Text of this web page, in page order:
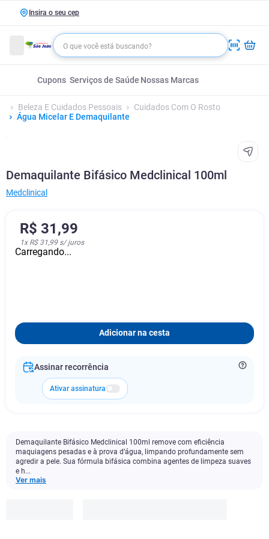
Insira o seu cep
Cupons Serviços de Saúde Nossas Marcas
Beleza E Cuidados Pessoais
Cuidados Com O Rosto
Água Micelar E Demaquilante
Demaquilante Bifásico Medclinical 100ml
Medclinical
R$ 31,99
1x R$ 31,99s/ juros
Carregando...
Adicionar na cesta
Assinar recorrência
Ativar assinatura
Demaquilante Bifásico Medclinical 100ml remove com eficiência
maquiagens pesadas e à prova d’água, limpando profundamente sem
agredir a pele. Sua fórmula bifásica combina agentes de limpeza suaves
e h...
Ver mais